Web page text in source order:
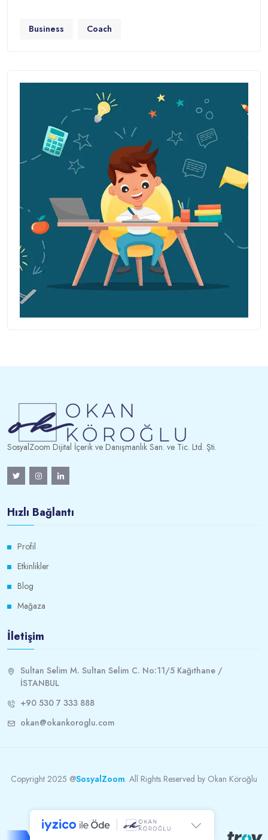
Business Coach
SosyalZoom Dijital İçerik ve Danışmanlık San. ve Tic. Ltd. Şti.
Hızlı Bağlantı
Profil
Etkinlikler
Blog
Mağaza
İletişim
Sultan Selim M. Sultan Selim C. No:11/5 Kağıthane /
İSTANBUL
+90 530 7 333 888
okan@okankoroglu.com
Copyright 2025 @SosyalZoom. All Rights Reserved by Okan Köroğlu
iyzico ile güvenli online ödeme altyapısı